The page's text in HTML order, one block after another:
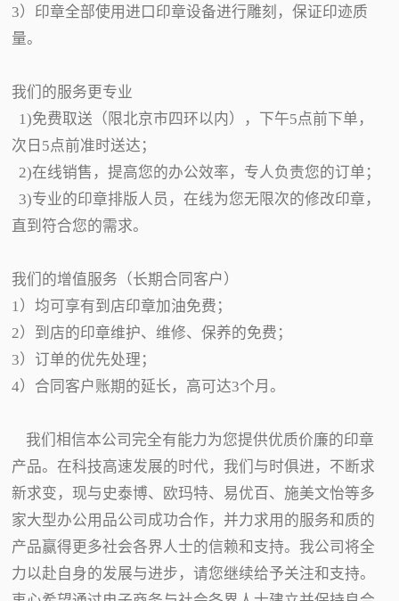
3）印章全部使用进口印章设备进行雕刻，保证印迹质
量。
我们的服务更专业
1)免费取送（限北京市四环以内），下午5点前下单，
次日5点前准时送达；
2)在线销售，提高您的办公效率，专人负责您的订单；
3)专业的印章排版人员，在线为您无限次的修改印章，
直到符合您的需求。
我们的增值服务（长期合同客户）
1）均可享有到店印章加油免费；
2）到店的印章维护、维修、保养的免费；
3）订单的优先处理；
4）合同客户账期的延长，高可达3个月。
我们相信本公司完全有能力为您提供优质价廉的印章
产品。在科技高速发展的时代，我们与时俱进，不断求
新求变，现与史泰博、欧玛特、易优百、施美文怡等多
家大型办公用品公司成功合作，并力求用的服务和质的
产品赢得更多社会各界人士的信赖和支持。我公司将全
力以赴自身的发展与进步，请您继续给予关注和支持。